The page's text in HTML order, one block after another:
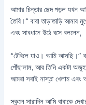
আমার চিন্তার ছেদ পড়ল যখন
তৈরি।” বাবা তাড়াতাড়ি আমার
এবং সাবধানে উঠে বসে বললেন,
“টেবিলে যাও। আমি আসছি।”
পৌঁছালাম, আর তিনি একটা
আমরা সবাই নাস্তা খেলাম এবং
স্কুলে সারাদিন আমি বাবাকে